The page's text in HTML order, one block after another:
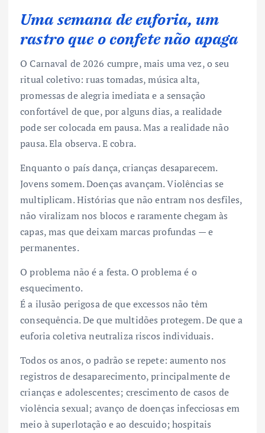
Uma semana de euforia, um
rastro que o confete não apaga
O Carnaval de 2026 cumpre, mais uma vez, o seu
ritual coletivo: ruas tomadas, música alta,
promessas de alegria imediata e a sensação
confortável de que, por alguns dias, a realidade
pode ser colocada em pausa. Mas a realidade não
pausa. Ela observa. E cobra.
Enquanto o país dança, crianças desaparecem.
Jovens somem. Doenças avançam. Violências se
multiplicam. Histórias que não entram nos desfiles,
não viralizam nos blocos e raramente chegam às
capas, mas que deixam marcas profundas — e
permanentes.
O problema não é a festa. O problema é o
esquecimento.
É a ilusão perigosa de que excessos não têm
consequência. De que multidões protegem. De que a
euforia coletiva neutraliza riscos individuais.
Todos os anos, o padrão se repete: aumento nos
registros de desaparecimento, principalmente de
crianças e adolescentes; crescimento de casos de
violência sexual; avanço de doenças infecciosas em
meio à superlotação e ao descuido; hospitais